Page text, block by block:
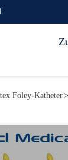
Foley-Katheter>